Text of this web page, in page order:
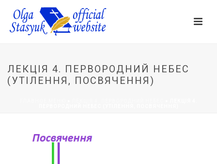
ЛЕКЦІЯ 4. ПЕРВОРОДНИЙ НЕБЕС
(УТІЛЕННЯ, ПОСВЯЧЕННЯ)